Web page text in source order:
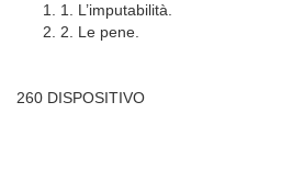
1. L’imputabilità.
2. Le pene.
260 DISPOSITIVO